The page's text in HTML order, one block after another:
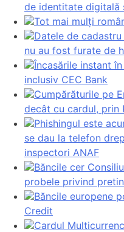
de identitate digitală
Tot mai mulți
Datele de
nu au fost furate de
Încasările instant
inclusiv CEC Bank
Cumpărăturile pe
decât cu cardul, prin
Phishingul este
se dau la telefon
inspectori ANAF
Băncile cer
probele privind
Băncile europene
Credit
Cardul